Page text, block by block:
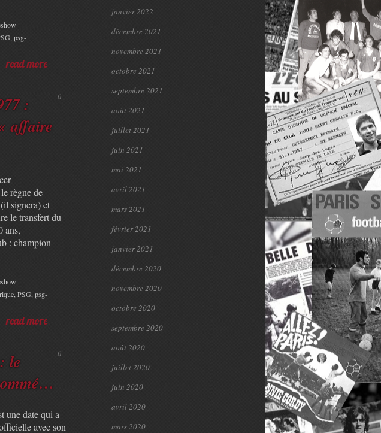
psg-
read more
0
:
affaire
règne de
signera) et
le transfert du
ans,
: champion
PSG psg-
read more
0
le
une date qui a
avec son
janvier 2022
décembre 2021
novembre 2021
octobre 2021
septembre 2021
août 2021
juillet 2021
juin 2021
mai 2021
avril 2021
mars 2021
février 2021
janvier 2021
décembre 2020
novembre 2020
octobre 2020
septembre 2020
août 2020
juillet 2020
juin 2020
avril 2020
mars 2020